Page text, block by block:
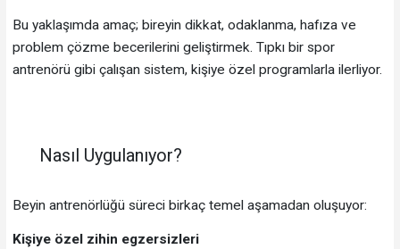
Bu yaklaşımda amaç; bireyin dikkat, odaklanma, hafıza ve
problem çözme becerilerini geliştirmek. Tıpkı bir spor
antrenörü gibi çalışan sistem, kişiye özel programlarla ilerliyor.
Nasıl Uygulanıyor?
Beyin antrenörlüğü süreci birkaç temel aşamadan oluşuyor:
Kişiye özel zihin egzersizleri